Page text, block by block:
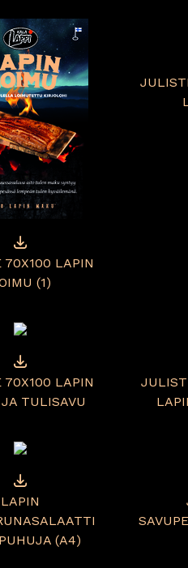
70X100 LAPIN
(1)
70X100 LAPIN
TULISAVU
LAPIN
(A4)